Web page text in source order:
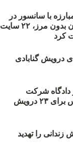
مبارزه با سانسور در
اینترنت: #آزادی هم‌آیند گزارشگران‌ بدون مرز، ۲۲ سایت
کرد
درویش گنابادی
در دادگاه شرکت
نکرده‌اند/ ۱۹۰ سال و سه ماه حبس برای ۲۳ درویش
را تهدید